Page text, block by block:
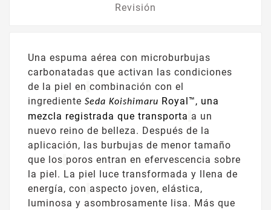
Revisión
Una espuma aérea con microburbujas
carbonatadas que activan las condiciones
de la piel en combinación con el
ingrediente Seda Koishimaru Royal™, una
mezcla registrada que transporta a un
nuevo reino de belleza. Después de la
aplicación, las burbujas de menor tamaño
que los poros entran en efervescencia sobre
la piel. La piel luce transformada y llena de
energía, con aspecto joven, elástica,
luminosa y asombrosamente lisa. Más que